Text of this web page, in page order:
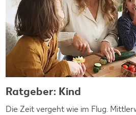
Ratgeber: Kind
Die Zeit vergeht wie im Flug.